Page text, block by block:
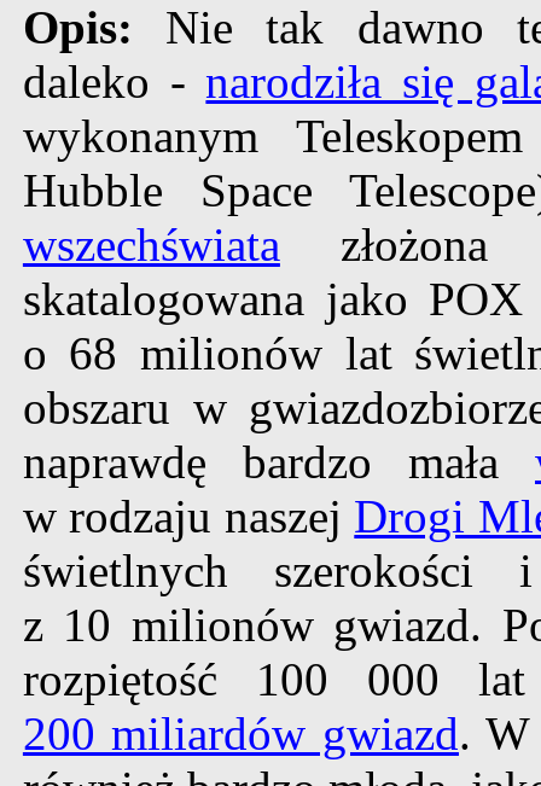
Opis: Nie tak dawno
daleko - narodziła się
wykonanym
Hubble Space
wszechświata
skatalogowana jako
o 68 milionów lat
obszaru w
naprawdę bardzo mała
w rodzaju naszej Drogi
świetlnych
z 10 milionów gwiazd.
rozpiętość 100 000
200 miliardów gwiazd.